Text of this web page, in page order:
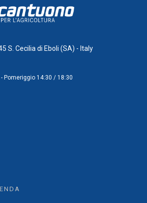
S. Cecilia di Eboli (SA) - Italy
Pomeriggio 14:30 / 18:30